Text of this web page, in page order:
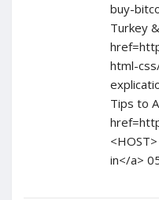
buy-
Turkey
html-
Tips to
in</a>